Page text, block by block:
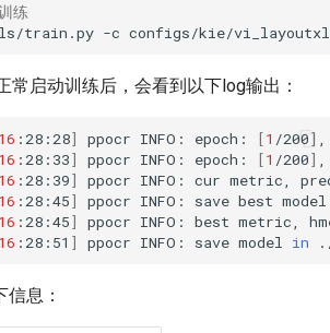
练
train.py -c
常启动训练后，会看到以下log输出：
16 :28:28] ppocr INFO: epoch: [1 /200]
16 :28:33] ppocr INFO: epoch: [1 /200]
16 :28:39] ppocr INFO: cur metric,
16 :28:45] ppocr INFO: save best model
16 :28:45] ppocr INFO: best metric,
16 :28:51 ] ppocr INFO: save model in
息：